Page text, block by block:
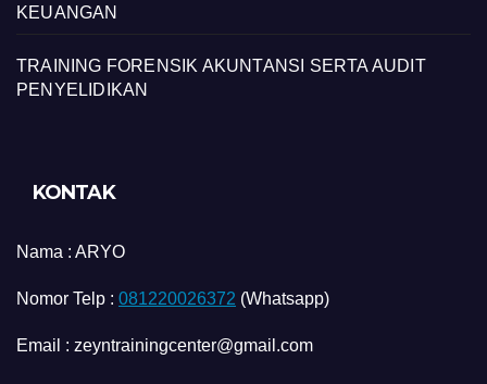
KEUANGAN
TRAINING FORENSIK AKUNTANSI SERTA AUDIT
PENYELIDIKAN
KONTAK
Nama : ARYO
Nomor Telp : 081220026372 (Whatsapp)
Email : zeyntrainingcenter@gmail.com